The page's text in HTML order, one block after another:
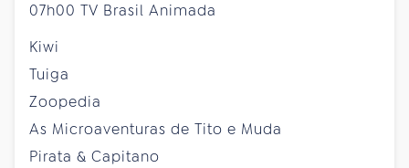
07h00 TV Brasil Animada
Kiwi
Tuiga
Zoopedia
As Microaventuras de Tito e Muda
Pirata & Capitano